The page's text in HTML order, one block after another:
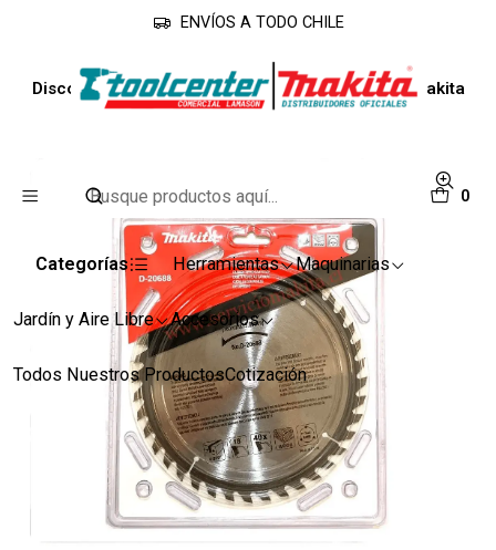
0
Categorías Herramientas Maquinarias
Jardín y Aire Libre Accesorios
Todos Nuestros ProductosCotización
ENVÍOS A TODO CHILE
Inicio Accesorios
Discos
Disco Sierra 7.1/4'' Madera 40 Dientes D-20688 Makita